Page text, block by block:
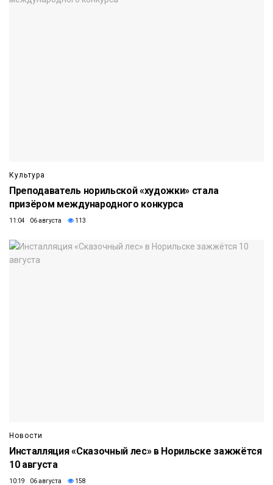
Культура
Преподаватель норильской «художки» стала
призёром международного конкурса
11:04 06 августа 113
Новости
Инсталляция «Сказочный лес» в Норильске зажжётся
10 августа
10:19 06 августа 158